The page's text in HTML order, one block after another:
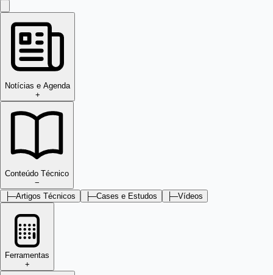
Notícias e Agenda
+
Conteúdo Técnico
−
├─Artigos Técnicos ├─Cases e Estudos ├─Vídeos
Ferramentas
+